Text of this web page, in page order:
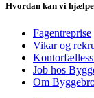
Hvordan kan vi
Fagentreprise
Vikar og
Job hos
Om